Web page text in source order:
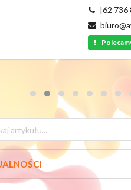
[62 736